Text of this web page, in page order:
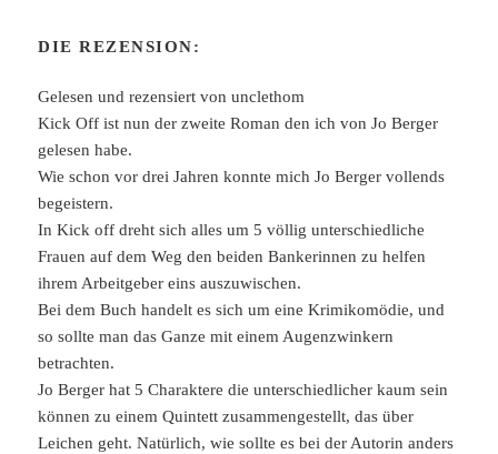
DIE REZENSION:
Gelesen und rezensiert von unclethom
Kick Off ist nun der zweite Roman den ich von Jo Berger
gelesen habe.
Wie schon vor drei Jahren konnte mich Jo Berger vollends
begeistern.
In Kick off dreht sich alles um 5 völlig unterschiedliche
Frauen auf dem Weg den beiden Bankerinnen zu helfen
ihrem Arbeitgeber eins auszuwischen.
Bei dem Buch handelt es sich um eine Krimikomödie, und
so sollte man das Ganze mit einem Augenzwinkern
betrachten.
Jo Berger hat 5 Charaktere die unterschiedlicher kaum sein
können zu einem Quintett zusammengestellt, das über
Leichen geht. Natürlich, wie sollte es bei der Autorin anders